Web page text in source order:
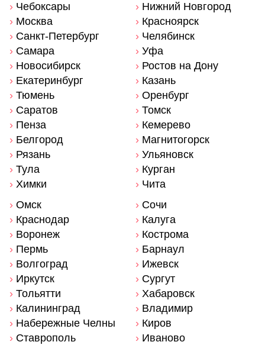
› Чебоксары
› Москва
› Санкт-Петербург
› Самара
› Новосибирск
› Екатеринбург
› Тюмень
› Саратов
› Пенза
› Белгород
› Рязань
› Тула
› Химки
› Нижний Новгород
› Красноярск
› Челябинск
› Уфа
› Ростов на Дону
› Казань
› Оренбург
› Томск
› Кемерево
› Магнитогорск
› Ульяновск
› Курган
› Чита
› Омск
› Краснодар
› Воронеж
› Пермь
› Волгоград
› Иркутск
› Тольятти
› Калининград
› Набережные Челны
› Ставрополь
› Сочи
› Калуга
› Кострома
› Барнаул
› Ижевск
› Сургут
› Хабаровск
› Владимир
› Киров
› Иваново